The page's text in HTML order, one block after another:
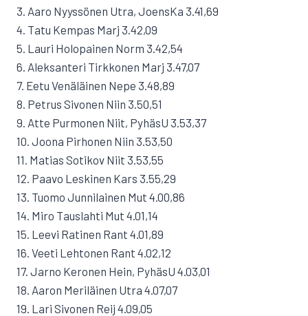
3. Aaro Nyyssönen Utra, JoensKa 3.41,69
4. Tatu Kempas Marj 3.42,09
5. Lauri Holopainen Norm 3.42,54
6. Aleksanteri Tirkkonen Marj 3.47,07
7. Eetu Venäläinen Nepe 3.48,89
8. Petrus Sivonen Niin 3.50,51
9. Atte Purmonen Niit, PyhäsU 3.53,37
10. Joona Pirhonen Niin 3.53,50
11. Matias Sotikov Niit 3.53,55
12. Paavo Leskinen Kars 3.55,29
13. Tuomo Junnilainen Mut 4.00,86
14. Miro Tauslahti Mut 4.01,14
15. Leevi Ratinen Rant 4.01,89
16. Veeti Lehtonen Rant 4.02,12
17. Jarno Keronen Hein, PyhäsU 4.03,01
18. Aaron Meriläinen Utra 4.07,07
19. Lari Sivonen Reij 4.09,05